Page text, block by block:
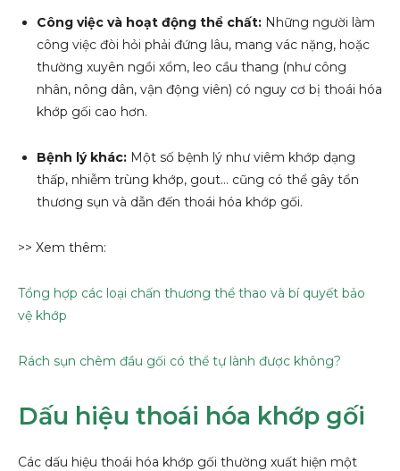
Công việc và hoạt động thể chất: Những người làm
công việc đòi hỏi phải đứng lâu, mang vác nặng, hoặc
thường xuyên ngồi xổm, leo cầu thang (như công
nhân, nông dân, vận động viên) có nguy cơ bị thoái hóa
khớp gối cao hơn.
Bệnh lý khác: Một số bệnh lý như viêm khớp dạng
thấp, nhiễm trùng khớp, gout… cũng có thể gây tổn
thương sụn và dẫn đến thoái hóa khớp gối.
>> Xem thêm:
Tổng hợp các loại chấn thương thể thao và bí quyết bảo
vệ khớp
Rách sụn chêm đầu gối có thể tự lành được không?
Dấu hiệu thoái hóa khớp gối
Các dấu hiệu thoái hóa khớp gối thường xuất hiện một